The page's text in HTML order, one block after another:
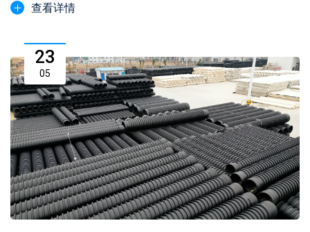
查看详情
23
05